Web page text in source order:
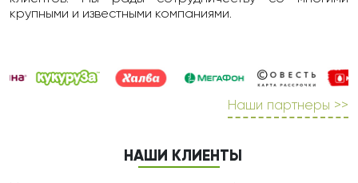
крупными и известными компаниями.
Наши партнеры >>
НАШИ КЛИЕНТЫ